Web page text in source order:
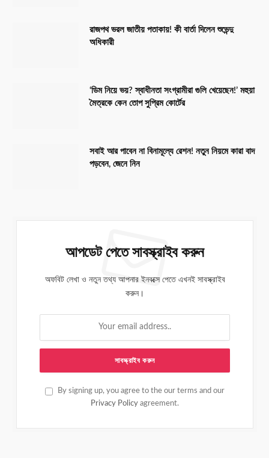
রাজপথ ভরল জাতীয় পতাকায়! কী বার্তা দিলেন শুভেন্দু
অধিকারী
‘ডিম নিয়ে ভয়? স্বাধীনতা সংগ্রামীরা গুলি খেয়েছেন!’ মহুয়া
মৈত্রকে কেন তোপ সুপ্রিম কোর্টের
সবাই আর পাবেন না বিনামূল্যে রেশন! নতুন নিয়মে কারা বাদ
পড়বেন, জেনে নিন
আপডেট পেতে সাবস্ক্রাইব করুন
অফবিট লেখা ও নতুন তথ্য আপনার ইনবক্সে পেতে এখনই সাবস্ক্রাইব
করুন।
By signing up, you agree to the our terms and our
Privacy Policy agreement.